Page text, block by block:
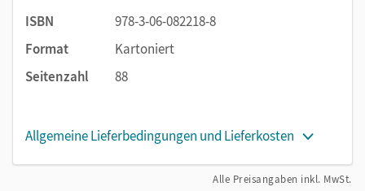
ISBN
978-3-06-082218-8
Format
Kartoniert
Seitenzahl
88
Allgemeine Lieferbedingungen und Lieferkosten
Alle Preisangaben inkl. MwSt.